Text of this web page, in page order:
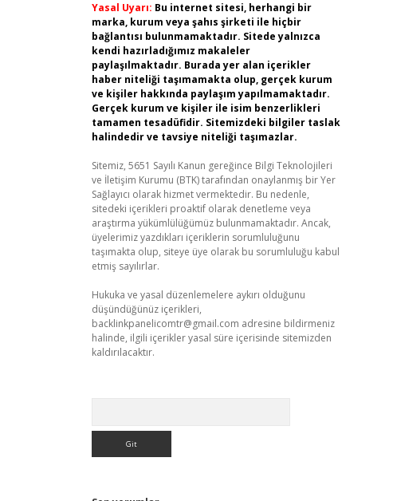
Yasal Uyarı: Bu internet sitesi, herhangi bir
marka, kurum veya şahıs şirketi ile hiçbir
bağlantısı bulunmamaktadır. Sitede yalnızca
kendi hazırladığımız makaleler
paylaşılmaktadır. Burada yer alan içerikler
haber niteliği taşımamakta olup, gerçek kurum
ve kişiler hakkında paylaşım yapılmamaktadır.
Gerçek kurum ve kişiler ile isim benzerlikleri
tamamen tesadüfidir. Sitemizdeki bilgiler taslak
halindedir ve tavsiye niteliği taşımazlar.
Sitemiz, 5651 Sayılı Kanun gereğince Bilgi Teknolojileri
ve İletişim Kurumu (BTK) tarafından onaylanmış bir Yer
Sağlayıcı olarak hizmet vermektedir. Bu nedenle,
sitedeki içerikleri proaktif olarak denetleme veya
araştırma yükümlülüğümüz bulunmamaktadır. Ancak,
üyelerimiz yazdıkları içeriklerin sorumluluğunu
taşımakta olup, siteye üye olarak bu sorumluluğu kabul
etmiş sayılırlar.
Hukuka ve yasal düzenlemelere aykırı olduğunu
düşündüğünüz içerikleri,
backlinkpanelicomtr@gmail.com adresine bildirmeniz
halinde, ilgili içerikler yasal süre içerisinde sitemizden
kaldırılacaktır.